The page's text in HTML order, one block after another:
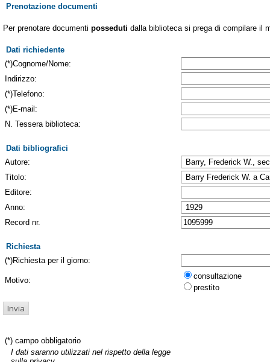
Prenotazione documenti
Per prenotare documenti posseduti dalla biblioteca si prega di compilare il
Dati richiedente
(*)Cognome/Nome:
Indirizzo:
(*)Telefono:
(*)E-mail:
N. Tessera biblioteca:
Dati bibliografici
Autore:
Titolo:
Editore:
Anno:
Record nr.
Richiesta
(*)Richiesta per il giorno:
Motivo:
consultazione
prestito
(*) campo obbligatorio
I dati saranno utilizzati nel rispetto della legge